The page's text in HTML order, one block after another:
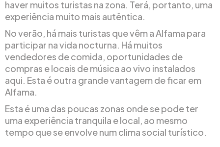
haver muitos turistas na zona. Terá, portanto, uma
experiência muito mais autêntica.
No verão, há mais turistas que vêm a Alfama para
participar na vida nocturna. Há muitos
vendedores de comida, oportunidades de
compras e locais de música ao vivo instalados
aqui. Esta é outra grande vantagem de ficar em
Alfama.
Esta é uma das poucas zonas onde se pode ter
uma experiência tranquila e local, ao mesmo
tempo que se envolve num clima social turístico.